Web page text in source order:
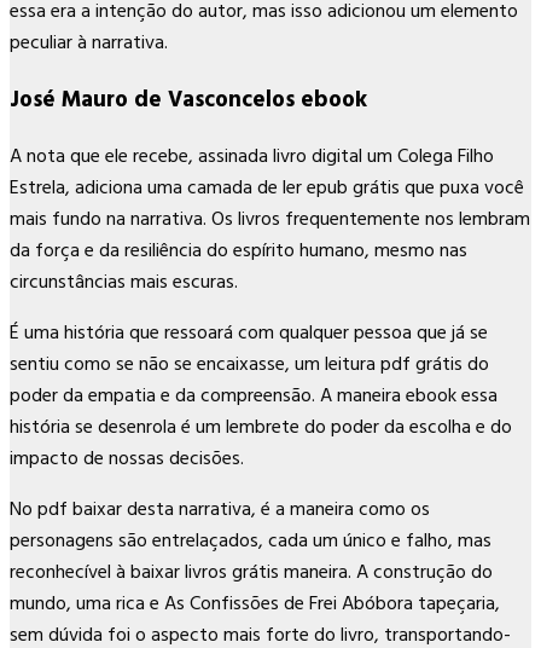
essa era a intenção do autor, mas isso adicionou um elemento
peculiar à narrativa.
José Mauro de Vasconcelos ebook
A nota que ele recebe, assinada livro digital um Colega Filho
Estrela, adiciona uma camada de ler epub grátis que puxa você
mais fundo na narrativa. Os livros frequentemente nos lembram
da força e da resiliência do espírito humano, mesmo nas
circunstâncias mais escuras.
É uma história que ressoará com qualquer pessoa que já se
sentiu como se não se encaixasse, um leitura pdf grátis do
poder da empatia e da compreensão. A maneira ebook essa
história se desenrola é um lembrete do poder da escolha e do
impacto de nossas decisões.
No pdf baixar desta narrativa, é a maneira como os
personagens são entrelaçados, cada um único e falho, mas
reconhecível à baixar livros grátis maneira. A construção do
mundo, uma rica e As Confissões de Frei Abóbora tapeçaria,
sem dúvida foi o aspecto mais forte do livro, transportando-